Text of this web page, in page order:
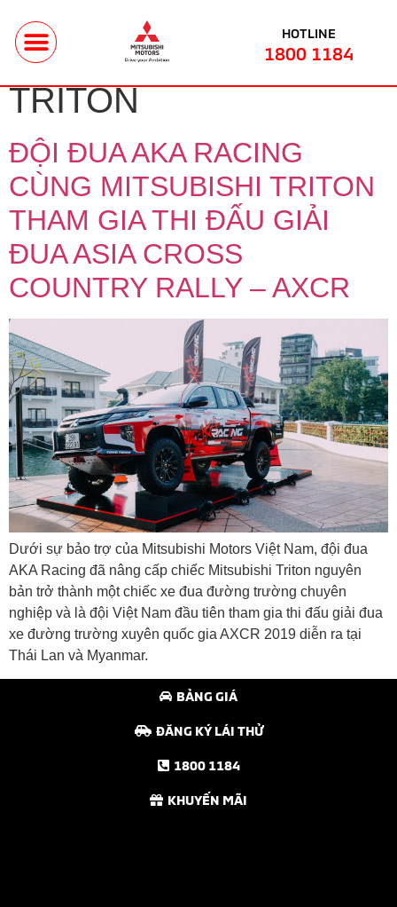
HOTLINE
1800 1184
TAG:
MITSUBISHI
TRITON
ĐỘI ĐUA AKA RACING
CÙNG MITSUBISHI TRITON
THAM GIA THI ĐẤU GIẢI
ĐUA ASIA CROSS
COUNTRY RALLY – AXCR
Dưới sự bảo trợ của Mitsubishi Motors Việt Nam, đội đua
AKA Racing đã nâng cấp chiếc Mitsubishi Triton nguyên
bản trở thành một chiếc xe đua đường trường chuyên
nghiệp và là đội Việt Nam đầu tiên tham gia thi đấu giải đua
xe đường trường xuyên quốc gia AXCR 2019 diễn ra tại
Thái Lan và Myanmar.
BẢNG GIÁ
ĐĂNG KÝ LÁI THỬ
1800 1184
KHUYẾN MÃI